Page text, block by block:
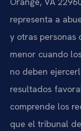
representa a
y otras personas
menor cuando
no deben
resultados
comprende los
que el tribunal